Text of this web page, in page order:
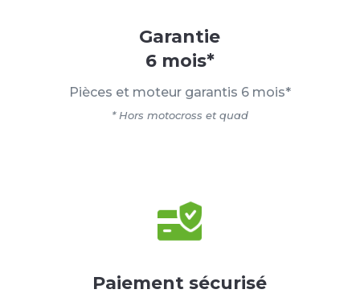
Garantie
6 mois*
Pièces et moteur garantis 6 mois*
* Hors motocross et quad
Paiement sécurisé